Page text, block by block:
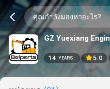
GZ Yuexiang
14 YEARS 5.0